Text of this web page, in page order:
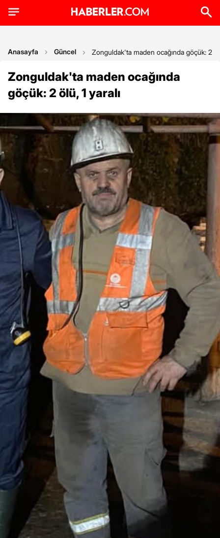
Anasayfa Güncel Zonguldak'ta maden ocağında göçük: 2
Zonguldak'ta maden ocağında
göçük: 2 ölü, 1 yaralı